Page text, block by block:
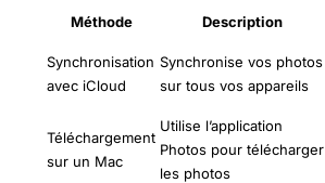
Méthode Description
Synchronisation
avec iCloud
Synchronise vos photos
sur tous vos appareils
Téléchargement
sur un Mac
Utilise l’application
Photos pour télécharger
les photos